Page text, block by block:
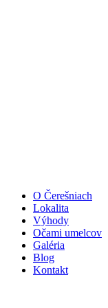
O Čerešniach
Lokalita
Výhody
Očami umelcov
Galéria
Blog
Kontakt